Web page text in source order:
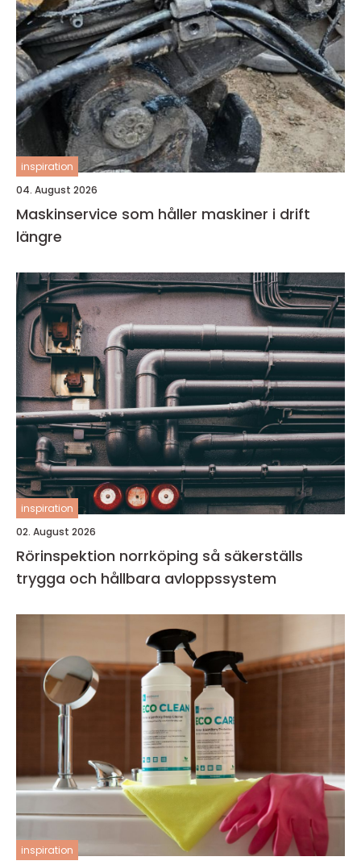
inspiration
04. August 2026
Maskinservice som håller maskiner i drift
längre
inspiration
02. August 2026
Rörinspektion norrköping så säkerställs
trygga och hållbara avloppssystem
inspiration